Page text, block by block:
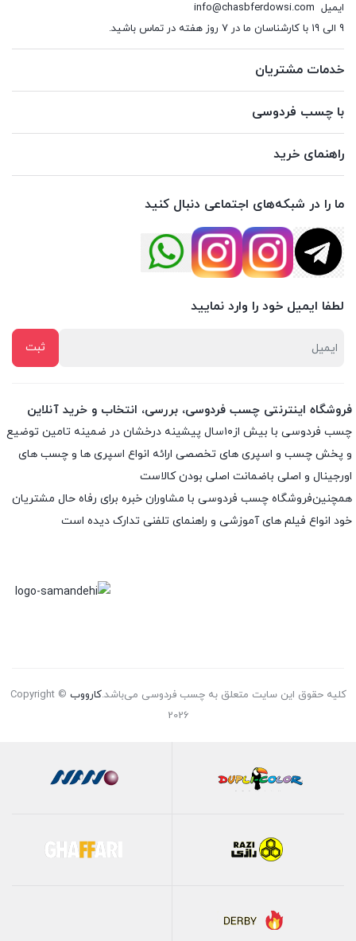
ایمیل info@chasbferdowsi.com
9 الی 19 با کارشناسان ما در 7 روز هفته در تماس باشید.
خدمات مشتریان
با چسب فردوسی
راهنمای خرید
ما را در شبکه‌های اجتماعی دنبال کنید
لطفا ایمیل خود را وارد نمایید
فروشگاه اینترنتی چسب فردوسی، بررسی، انتخاب و خرید آنلاین
چسب فردوسی با بیش از۱۰سال پیشینه درخشان در ضمینه تامین توضیع
و پخش چسب و اسپری های تخصصی ارائه انواع اسپری ها و چسب های
اورجینال و اصلی باضمانت اصلی بودن کالاست
همچنین‌فروشگاه چسب فردوسی با مشاوران خبره برای رفاه حال مشتریان
خود انواع فیلم های آموزشی و راهنمای تلفنی تدارک دیده است
کلیه حقوق این سایت متعلق به چسب فردوسی می‌باشد.کارووب Copyright ©
2026